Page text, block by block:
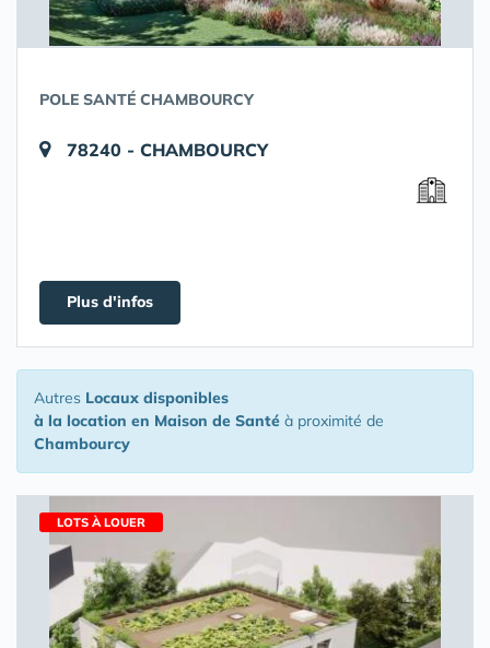
POLE SANTÉ CHAMBOURCY
78240 - CHAMBOURCY
Plus d'infos
Autres Locaux disponibles
à la location en Maison de Santé à proximité de
Chambourcy
LOTS À LOUER